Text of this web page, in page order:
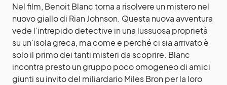
Nel film, Benoit Blanc torna a risolvere un mistero nel
nuovo giallo di Rian Johnson. Questa nuova avventura
vede l’intrepido detective in una lussuosa proprietà
su un’isola greca, ma come e perché ci sia arrivato è
solo il primo dei tanti misteri da scoprire. Blanc
incontra presto un gruppo poco omogeneo di amici
giunti su invito del miliardario Miles Bron per la loro